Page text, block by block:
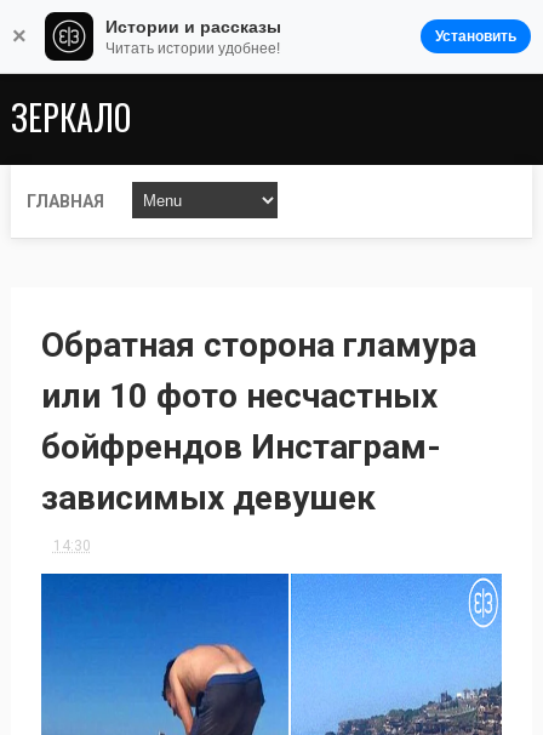
ЗЕРКАЛО
ГЛАВНАЯ
Обратная сторона гламура
или 10 фото несчастных
бойфрендов Инстаграм-
зависимых девушек
14:30
× Истории и рассказы
Читать истории удобнее!
Установить